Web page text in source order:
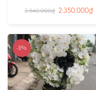
2.540.000₫ 2.350.000₫
-3%